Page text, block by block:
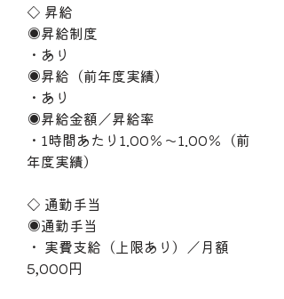
◇ 昇給
◉昇給制度
・あり
◉昇給（前年度実績）
・あり
◉昇給金額／昇給率
・1時間あたり1.00％〜1.00％（前
年度実績）
◇ 通勤手当
◉通勤手当
・ 実費支給（上限あり）／月額
5,000円